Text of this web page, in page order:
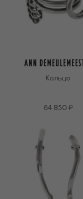
Кольцо
64 850 ₽